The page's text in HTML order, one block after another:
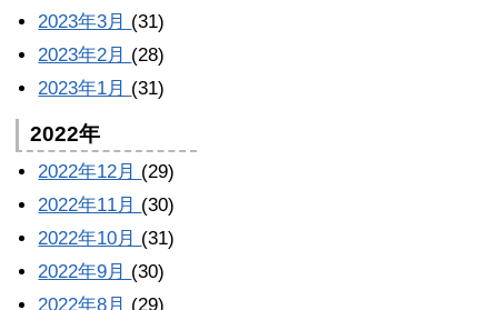
2023年3月 (31)
2023年2月 (28)
2023年1月 (31)
2022年
2022年12月 (29)
2022年11月 (30)
2022年10月 (31)
2022年9月 (30)
2022年8月 (29)